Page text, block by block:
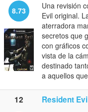
8.73
Una revisión
Evil original.
aterradora
secretos que
con gráficos
vista de la
destinado
a aquellos
12 Resident